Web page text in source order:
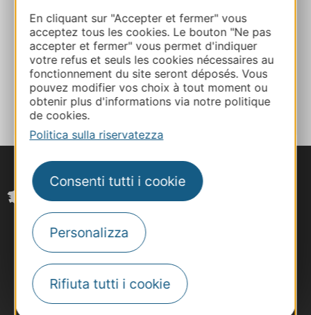
En cliquant sur "Accepter et fermer" vous
acceptez tous les cookies. Le bouton "Ne pas
accepter et fermer" vous permet d'indiquer
votre refus et seuls les cookies nécessaires au
fonctionnement du site seront déposés. Vous
pouvez modifier vos choix à tout moment ou
obtenir plus d'informations via notre politique
de cookies.
Politica sulla riservatezza
Consenti tutti i cookie
Personalizza
Rifiuta tutti i cookie
Facebook
AGGIUNGI
AL TACCUINO